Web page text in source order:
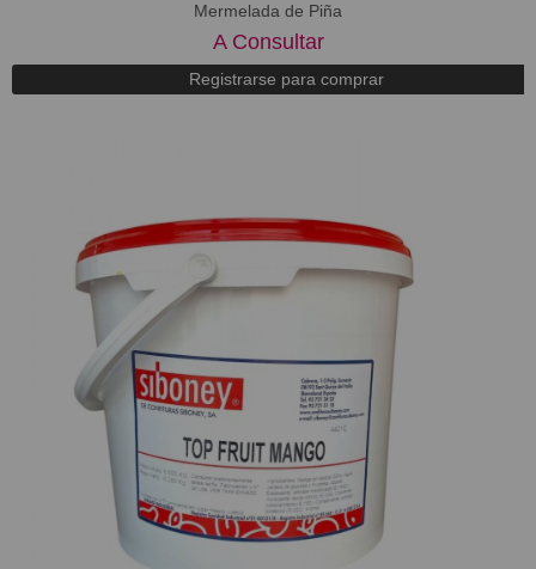
Mermelada de Piña
A Consultar
Registrarse para comprar